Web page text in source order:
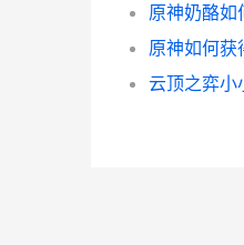
原神奶酪如
原神如何获